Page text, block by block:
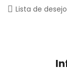
Lista de